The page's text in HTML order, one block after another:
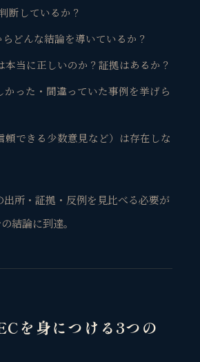
断しているか？
どんな結論を導いているか？
本当に正しいのか？証拠はあるか？
かった・間違っていた事例を挙げら
頼できる少数意見など）は存在しな
所・証拠・反例を見比べる必要が
結論に到達。
を身につける3つの